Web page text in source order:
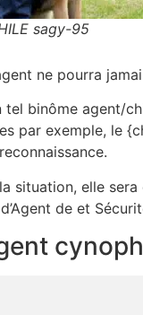
sagy-95
ne pourra
tel binôme agent/
par exemple, le
situation, elle
de et